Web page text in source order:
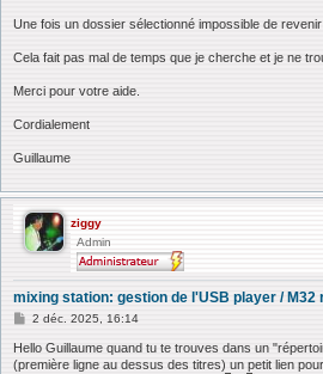
Une fois un dossier sélectionné impossible de revenir
Cela fait pas mal de temps que je cherche et je ne
Merci pour votre aide.
Cordialement
Guillaume
ziggy
Admin
mixing station: gestion de l'USB player / M32
M
s
s
2 déc. 2025, 16:14
Hello Guillaume quand tu te trouves dans un
(première ligne au dessus des titres) un petit lien